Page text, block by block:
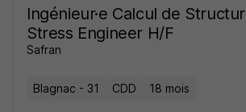
Ingénieur·e Calcul de
Stress Engineer H/F
Safran
Blagnac - 31 CDD 18 mois